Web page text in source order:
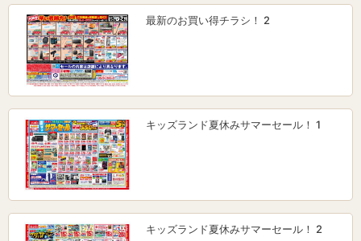
最新のお買い得チラシ！ 2
キッズランド夏休みサマーセール！ 1
キッズランド夏休みサマーセール！ 2